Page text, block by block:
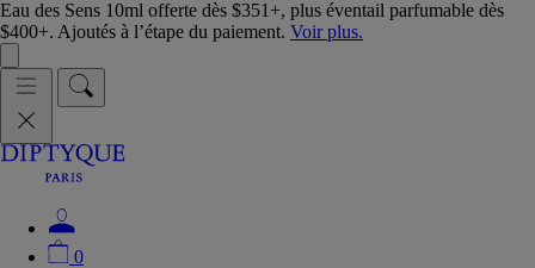
Eau des Sens 10ml offerte dès $351+, plus éventail parfumable dès
$400+. Ajoutés à l’étape du paiement. Voir plus.
0